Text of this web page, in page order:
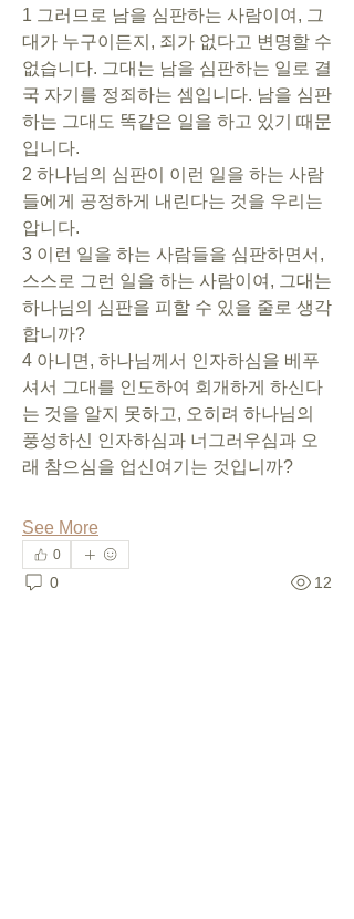
1 그러므로 남을 심판하는 사람이여, 그
대가 누구이든지, 죄가 없다고 변명할 수
없습니다. 그대는 남을 심판하는 일로 결
국 자기를 정죄하는 셈입니다. 남을 심판
하는 그대도 똑같은 일을 하고 있기 때문
입니다.
2 하나님의 심판이 이런 일을 하는 사람
들에게 공정하게 내린다는 것을 우리는
압니다.
3 이런 일을 하는 사람들을 심판하면서,
스스로 그런 일을 하는 사람이여, 그대는
하나님의 심판을 피할 수 있을 줄로 생각
합니까?
4 아니면, 하나님께서 인자하심을 베푸
셔서 그대를 인도하여 회개하게 하신다
는 것을 알지 못하고, 오히려 하나님의
풍성하신 인자하심과 너그러우심과 오
래 참으심을 업신여기는 것입니까?
See More
0
0 12